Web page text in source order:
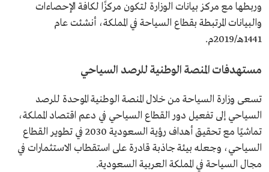
وربطها مع مركز بيانات الوزارة لتكون مركزًا لكافة الإحصاءات
والبيانات المرتبطة بقطاع السياحة في المملكة، أنشئت عام
1441هـ/2019م.
مستهدفات المنصة الوطنية للرصد السياحي
تسعى وزارة السياحة من خلال المنصة الوطنية الموحدة للرصد
السياحي إلى تفعيل دور القطاع السياحي في دعم اقتصاد المملكة،
تماشيًا مع تحقيق أهداف رؤية السعودية 2030 في تطوير القطاع
السياحي، وجعله بيئة جاذبة قادرة على استقطاب الاستثمارات في
مجال السياحة في المملكة العربية السعودية.